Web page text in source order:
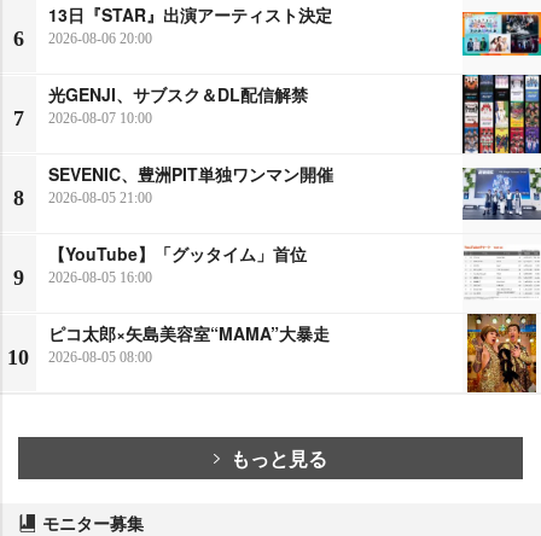
6
13日『STAR』出演アーティスト決定
2026-08-06 20:00
7
光GENJI、サブスク＆DL配信解禁
2026-08-07 10:00
8
SEVENIC、豊洲PIT単独ワンマン開催
2026-08-05 21:00
9
【YouTube】「グッタイム」首位
2026-08-05 16:00
10
ピコ太郎×矢島美容室“MAMA”大暴走
2026-08-05 08:00
もっと見る
モニター募集